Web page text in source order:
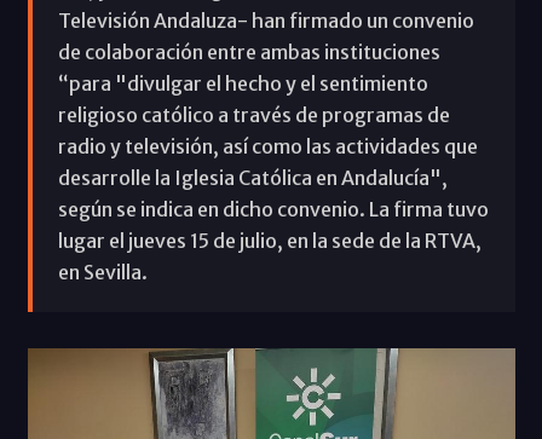
Televisión Andaluza- han firmado un convenio
de colaboración entre ambas instituciones
“para "divulgar el hecho y el sentimiento
religioso católico a través de programas de
radio y televisión, así como las actividades que
desarrolle la Iglesia Católica en Andalucía",
según se indica en dicho convenio. La firma tuvo
lugar el jueves 15 de julio, en la sede de la RTVA,
en Sevilla.